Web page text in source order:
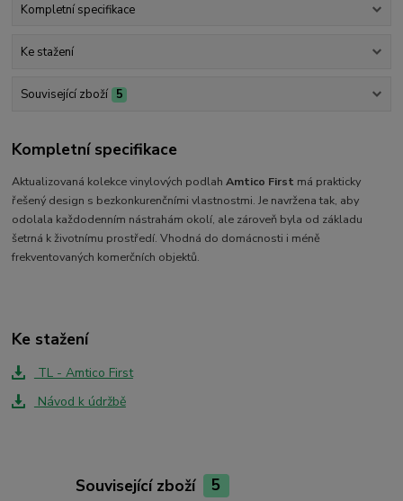
Kompletní specifikace
Ke stažení
Související zboží 5
Kompletní specifikace
Aktualizovaná kolekce vinylových podlahAmtico First má prakticky
řešený design s bezkonkurenčními vlastnostmi. Je navržena tak, aby
odolala každodenním nástrahám okolí, ale zároveň byla od základu
šetrná k životnímu prostředí. Vhodná do domácnosti i méně
frekventovaných komerčních objektů.
Ke stažení
TL - Amtico First
Návod k údržbě
Související zboží 5